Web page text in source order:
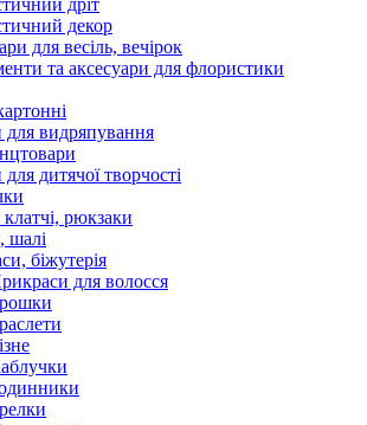
декор
для весіль, вечірок
та аксесуари для флористики
видряпування
дитячої творчості
рюкзаки
біжутерія
для волосся